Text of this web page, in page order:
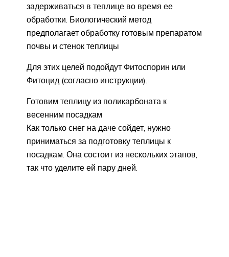
задерживаться в теплице во время ее
обработки. Биологический метод
предполагает обработку готовым препаратом
почвы и стенок теплицы
Для этих целей подойдут Фитоспорин или
Фитоцид (согласно инструкции).
Готовим теплицу из поликарбоната к
весенним посадкам
Как только снег на даче сойдет, нужно
приниматься за подготовку теплицы к
посадкам. Она состоит из нескольких этапов,
так что уделите ей пару дней.